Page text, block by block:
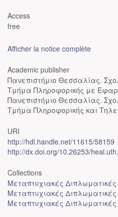
Access
free
Afficher la notice complète
Academic publisher
Πανεπιστήμιο Θεσσαλίας.
Τμήμα Πληροφορικής με
Πανεπιστήμιο Θεσσαλίας.
Τμήμα Πληροφορικής και
URI
http://hdl.handle.net/11615/58159
http://dx.doi.org/10.26253/
Collections
Μεταπτυχιακές
Μεταπτυχιακές
Μεταπτυχιακές